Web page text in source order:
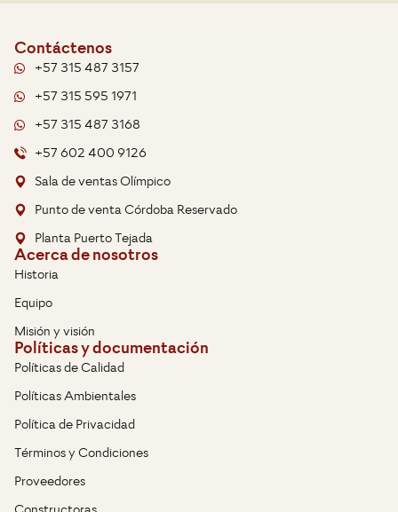
Contáctenos
+57 315 487 3157
+57 315 595 1971
+57 315 487 3168
+57 602 400 9126
Sala de ventas Olímpico
Punto de venta Córdoba Reservado
Planta Puerto Tejada
Acerca de nosotros
Historia
Equipo
Misión y visión
Políticas y documentación
Políticas de Calidad
Políticas Ambientales
Política de Privacidad
Términos y Condiciones
Proveedores